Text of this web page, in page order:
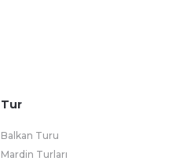
Tur
Balkan Turu
Mardin Turları